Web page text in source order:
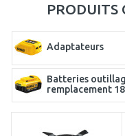
PRODUITS
Adaptateurs
Batteries
remplacement
batterie